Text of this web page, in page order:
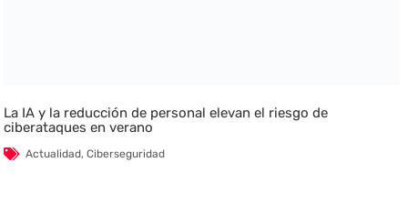
La IA y la reducción de personal elevan el riesgo de
ciberataques en verano
Actualidad,Ciberseguridad